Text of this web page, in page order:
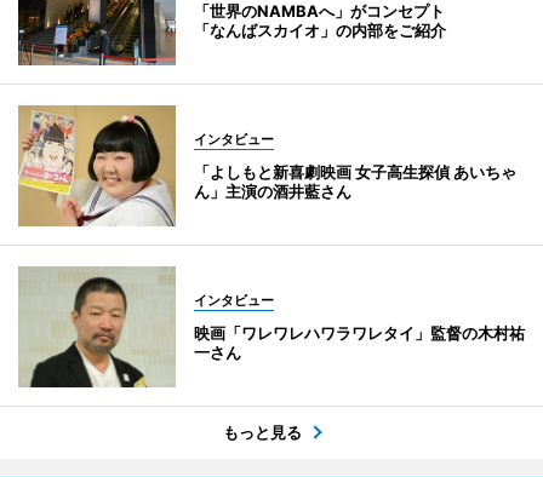
「世界のNAMBAへ」がコンセプト
「なんばスカイオ」の内部をご紹介
インタビュー
「よしもと新喜劇映画 女子高生探偵 あいちゃ
ん」主演の酒井藍さん
インタビュー
映画「ワレワレハワラワレタイ」監督の木村祐
一さん
もっと見る